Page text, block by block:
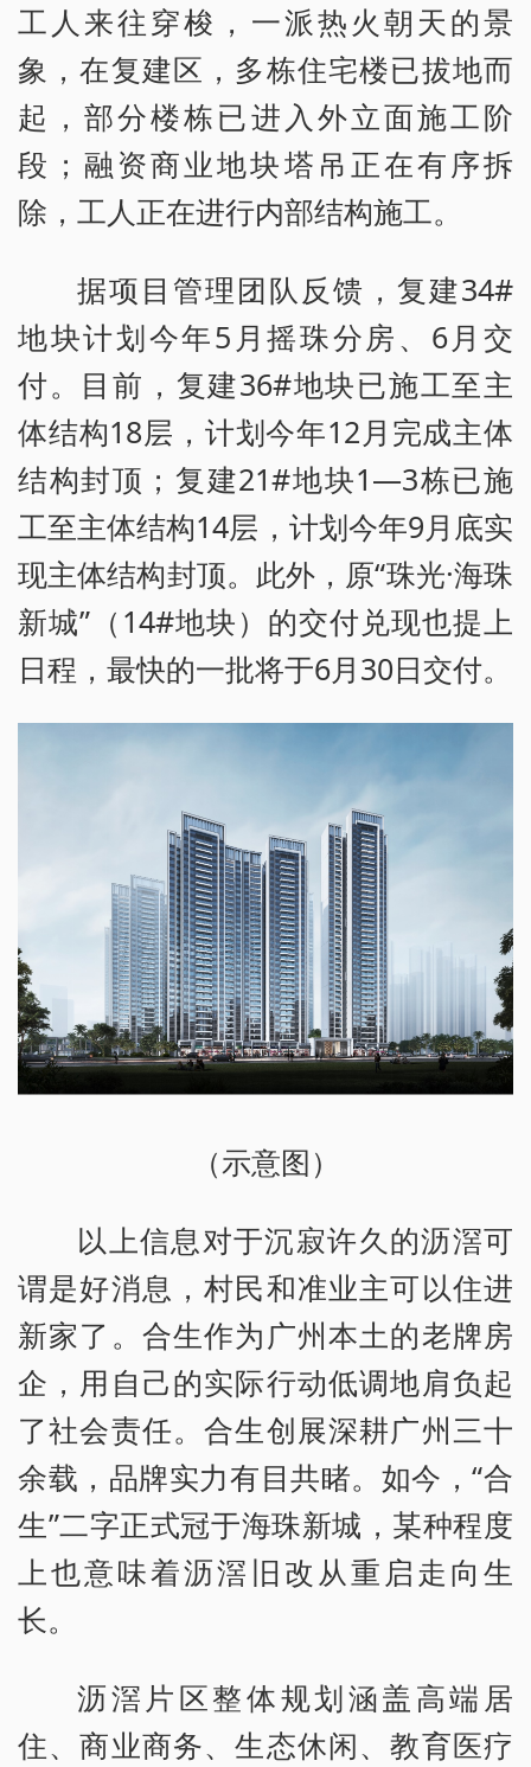
工人来往穿梭，一派热火朝天的景
象，在复建区，多栋住宅楼已拔地而
起，部分楼栋已进入外立面施工阶
段；融资商业地块塔吊正在有序拆
除，工人正在进行内部结构施工。
据项目管理团队反馈，复建34#
地块计划今年5月摇珠分房、6月交
付。目前，复建36#地块已施工至主
体结构18层，计划今年12月完成主体
结构封顶；复建21#地块1—3栋已施
工至主体结构14层，计划今年9月底实
现主体结构封顶。此外，原“珠光·海珠
新城”（14#地块）的交付兑现也提上
日程，最快的一批将于6月30日交付。
（示意图）
以上信息对于沉寂许久的沥滘可
谓是好消息，村民和准业主可以住进
新家了。合生作为广州本土的老牌房
企，用自己的实际行动低调地肩负起
了社会责任。合生创展深耕广州三十
余载，品牌实力有目共睹。如今，“合
生”二字正式冠于海珠新城，某种程度
上也意味着沥滘旧改从重启走向生
长。
沥滘片区整体规划涵盖高端居
住、商业商务、生态休闲、教育医疗